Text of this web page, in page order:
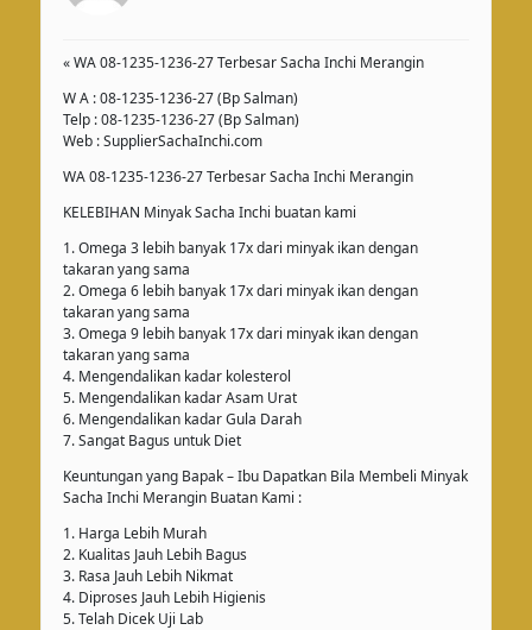
« WA 08-1235-1236-27 Terbesar Sacha Inchi Merangin
W A : 08-1235-1236-27 (Bp Salman)
Telp : 08-1235-1236-27 (Bp Salman)
Web : SupplierSachaInchi.com
WA 08-1235-1236-27 Terbesar Sacha Inchi Merangin
KELEBIHAN Minyak Sacha Inchi buatan kami
1. Omega 3 lebih banyak 17x dari minyak ikan dengan
takaran yang sama
2. Omega 6 lebih banyak 17x dari minyak ikan dengan
takaran yang sama
3. Omega 9 lebih banyak 17x dari minyak ikan dengan
takaran yang sama
4. Mengendalikan kadar kolesterol
5. Mengendalikan kadar Asam Urat
6. Mengendalikan kadar Gula Darah
7. Sangat Bagus untuk Diet
Keuntungan yang Bapak – Ibu Dapatkan Bila Membeli Minyak
Sacha Inchi Merangin Buatan Kami :
1. Harga Lebih Murah
2. Kualitas Jauh Lebih Bagus
3. Rasa Jauh Lebih Nikmat
4. Diproses Jauh Lebih Higienis
5. Telah Dicek Uji Lab